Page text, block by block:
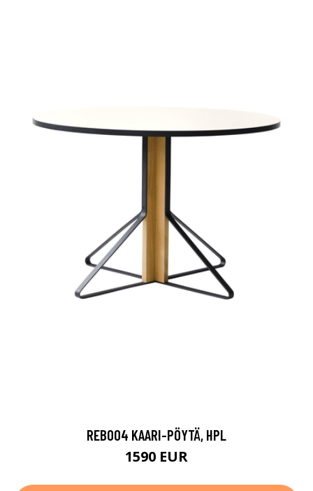
REB004 KAARI-PÖYTÄ, HPL
1590 EUR